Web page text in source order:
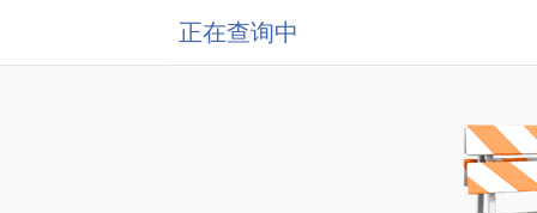
正在查询中